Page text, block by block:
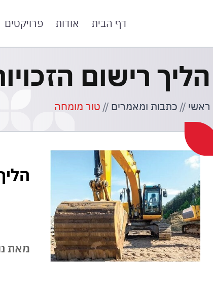
דף הבית אודות פרויקטים
הליך רישום
ראשי // כתבות ומאמרים // טור מומחה
מאת